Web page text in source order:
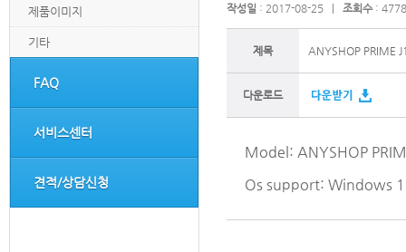
제품이미지
기타
FAQ
서비스센터
견적/상담신청
작성일 : 2017-08-25 | 조회수: 4778
제목 ANYSHOP PRIME
다운로드
Model: ANYSHOP
Os support: Windows